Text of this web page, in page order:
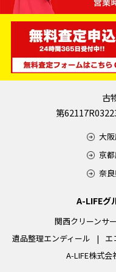
古
第
大
京
奈
A-LIFEグ
関西クリーンサ
遺品整理エンディール
エ
A-LIFE株式会